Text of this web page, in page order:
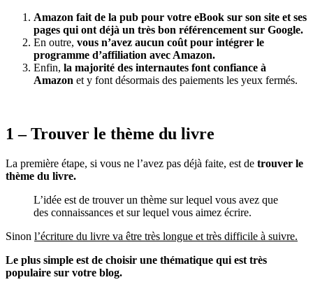
Amazon fait de la pub pour votre eBook sur son site et ses
pages qui ont déjà un très bon référencement sur Google.
En outre, vous n’avez aucun coût pour intégrer le
programme d’affiliation avec Amazon.
Enfin, la majorité des internautes font confiance à
Amazon et y font désormais des paiements les yeux fermés.
1 – Trouver le thème du livre
La première étape, si vous ne l’avez pas déjà faite, est de trouver le
thème du livre.
L’idée est de trouver un thème sur lequel vous avez que
des connaissances et sur lequel vous aimez écrire.
Sinon l’écriture du livre va être très longue et très difficile à suivre.
Le plus simple est de choisir une thématique qui est très
populaire sur votre blog.